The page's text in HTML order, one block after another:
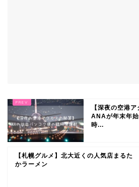
【深夜の空港
ANAが年末年
時...
【札幌グルメ】北大近くの人気店まるた
かラーメン